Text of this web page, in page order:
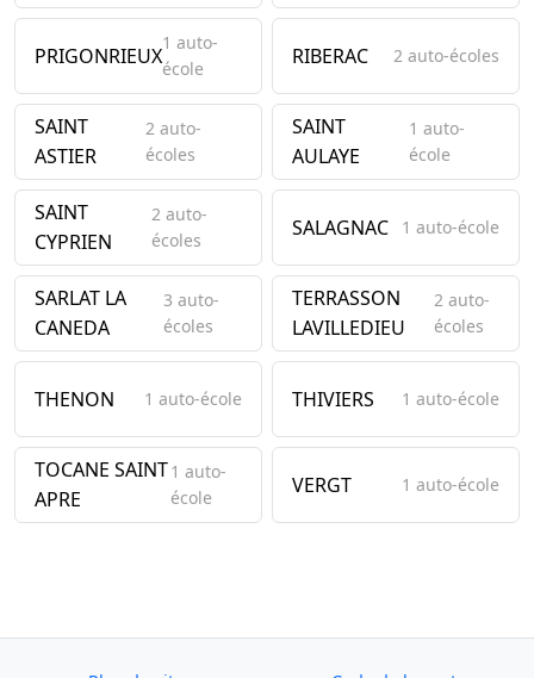
PRIGONRIEUX1 auto-
école
RIBERAC 2 auto-écoles
SAINT
ASTIER
2 auto-
écoles
SAINT
AULAYE
1 auto-
école
SAINT
CYPRIEN
2 auto-
écoles
SALAGNAC 1 auto-école
SARLAT LA
CANEDA
3 auto-
écoles
TERRASSON
LAVILLEDIEU
2 auto-
écoles
THENON 1 auto-école THIVIERS 1 auto-école
TOCANE SAINT
APRE
1 auto-
école
VERGT 1 auto-école